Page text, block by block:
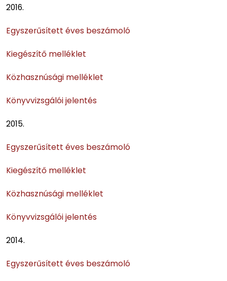
2016.
Egyszerűsített éves beszámoló
Kiegészítő melléklet
Közhasznúsági melléklet
Könyvvizsgálói jelentés
2015.
Egyszerűsített éves beszámoló
Kiegészítő melléklet
Közhasznúsági melléklet
Könyvvizsgálói jelentés
2014.
Egyszerűsített éves beszámoló